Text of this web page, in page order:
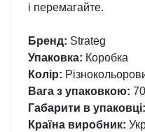
і перемагайте.
Бренд: Strateg
Упаковка: Коробка
Колір:
Вага з упаковкою:
Габарити в упаковці:
Країна виробник: